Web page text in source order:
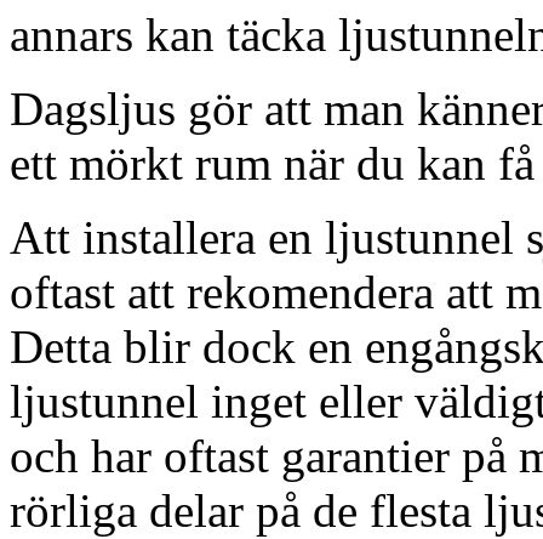
annars kan täcka
Dagsljus gör att man
ett mörkt rum när du kan
Att installera en ljustunnel
oftast att rekomendera att
Detta blir dock en
ljustunnel inget eller
och har oftast garantier på
rörliga delar på de flesta